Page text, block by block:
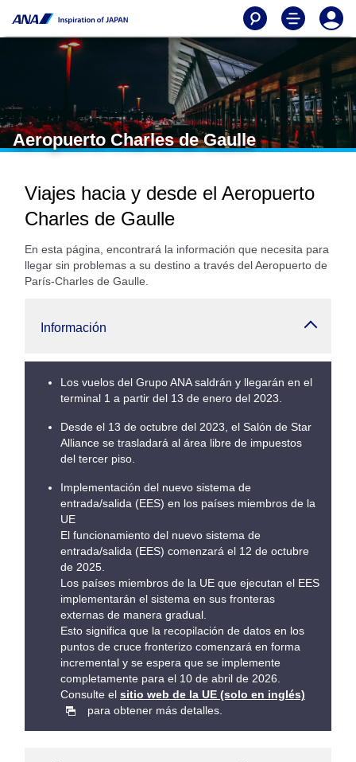
Aeropuerto Charles de Gaulle
Viajes hacia y desde el Aeropuerto
Charles de Gaulle
En esta página, encontrará la información que necesita para
llegar sin problemas a su destino a través del Aeropuerto de
París-Charles de Gaulle.
Información
Los vuelos del Grupo ANA saldrán y llegarán en el
terminal 1 a partir del 13 de enero del 2023.
Desde el 13 de octubre del 2023, el Salón de Star
Alliance se trasladará al área libre de impuestos
del tercer piso.
Implementación del nuevo sistema de
entrada/salida (EES) en los países miembros de la
UE
El funcionamiento del nuevo sistema de
entrada/salida (EES) comenzará el 12 de octubre
de 2025.
Los países miembros de la UE que ejecutan el EES
implementarán el sistema en sus fronteras
externas de manera gradual.
Esto significa que la recopilación de datos en los
puntos de cruce fronterizo comenzará en forma
incremental y se espera que se implemente
completamente para el 10 de abril de 2026.
Consulte el sitio web de la UE (solo en inglés)
para obtener más detalles.